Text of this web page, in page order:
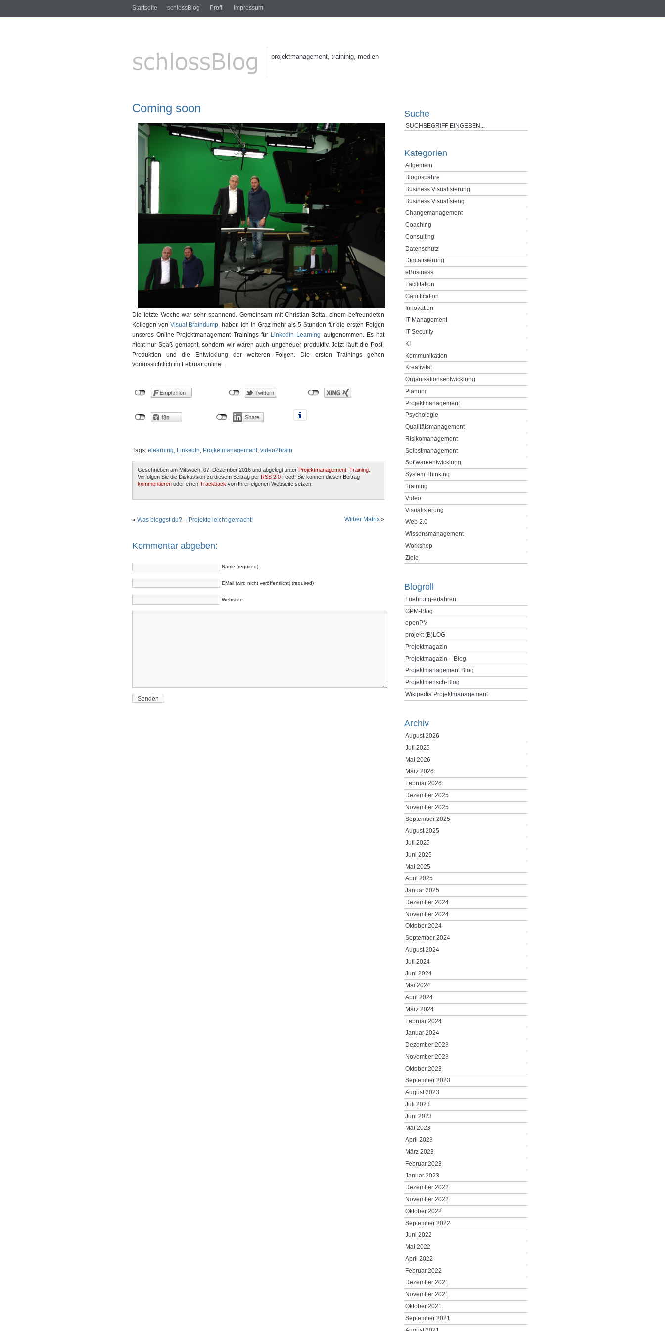
Startseite schlossBlog Profil Impressum
projektmanagement, traininig, medien
Coming soon
Die letzte Woche war sehr spannend. Gemeinsam mit Christian Botta, einem befreundeten
Kollegen von Visual Braindump, haben ich in Graz mehr als 5 Stunden für die ersten Folgen
unseres Online-Projektmanagement Trainings für LinkedIn Learning aufgenommen. Es hat
nicht nur Spaß gemacht, sondern wir waren auch ungeheuer produktiv. Jetzt läuft die Post-
Produktion und die Entwicklung der weiteren Folgen. Die ersten Trainings gehen
voraussichtlich im Februar online.
Tags: elearning, LinkedIn, Projketmanagement, video2brain
Geschrieben am Mittwoch, 07. Dezember 2016 und abgelegt unter Projektmanagement Training
Verfolgen Sie die Diskussion zu diesem Beitrag per RSS 2.0 Feed. Sie können diesen Beitrag
kommentieren oder einen Trackback von Ihrer eigenen Webseite setzen.
« Was bloggst du? – Projekte leicht gemacht! Wilber Matrix »
Kommentar abgeben:
Name (required)
EMail (wird nicht veröffentlicht) (required)
Webseite
Suche
Kategorien
Allgemein
Blogospähre
Business Visualisierung
Business Visualísieug
Changemanagement
Coaching
Consulting
Datenschutz
Digitalisierung
eBusiness
Facilitation
Gamification
Innovation
IT-Management
IT-Security
KI
Kommunikation
Kreativität
Organisationsentwicklung
Planung
Projektmanagement
Psychologie
Qualitätsmanagement
Risikomanagement
Selbstmanagement
Softwareentwicklung
System Thinking
Training
Video
Visualisierung
Web 2.0
Wissensmanagement
Workshop
Ziele
Blogroll
Fuehrung-erfahren
GPM-Blog
openPM
projekt (B)LOG
Projektmagazin
Projektmagazin – Blog
Projektmanagement Blog
Projektmensch-Blog
Wikipedia:Projektmanagement
Archiv
August 2026
Juli 2026
Mai 2026
März 2026
Februar 2026
Dezember 2025
November 2025
September 2025
August 2025
Juli 2025
Juni 2025
Mai 2025
April 2025
Januar 2025
Dezember 2024
November 2024
Oktober 2024
September 2024
August 2024
Juli 2024
Juni 2024
Mai 2024
April 2024
März 2024
Februar 2024
Januar 2024
Dezember 2023
November 2023
Oktober 2023
September 2023
August 2023
Juli 2023
Juni 2023
Mai 2023
April 2023
März 2023
Februar 2023
Januar 2023
Dezember 2022
November 2022
Oktober 2022
September 2022
Juni 2022
Mai 2022
April 2022
Februar 2022
Dezember 2021
November 2021
Oktober 2021
September 2021